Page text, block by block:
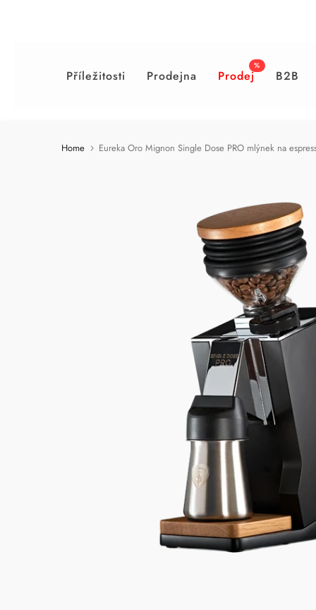
Příležitosti Prodejna Prodej
%
B2B
Home Eureka Oro Mignon Single Dose PRO mlýnek na